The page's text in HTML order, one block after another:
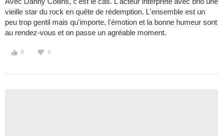
vieille star du rock en quête de rédemption. L'ensemble est un
peu trop gentil mais qu'importe, l'émotion et la bonne humeur sont
au rendez-vous et on passe un agréable moment.
0 1